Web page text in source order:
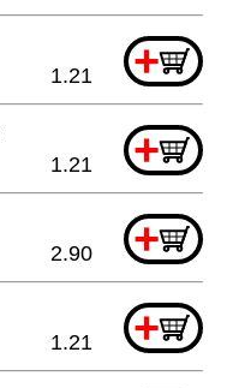
+
1.21
+
1.21
+
2.90
+
1.21